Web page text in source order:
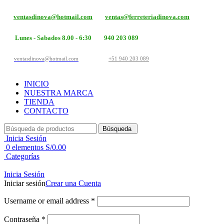
ventasdinova@hotmail.com ventas@ferreteriadinova.com
Lunes - Sabados 8.00 - 6:30 940 203 089
ventasdinova@hotmail.com +51 940 203 089
INICIO
NUESTRA MARCA
TIENDA
CONTACTO
Búsqueda
Inicia Sesión
0 elementos S/0.00
Categorías
Inicia Sesión
Iniciar sesiónCrear una Cuenta
Username or email address *
Contraseña *